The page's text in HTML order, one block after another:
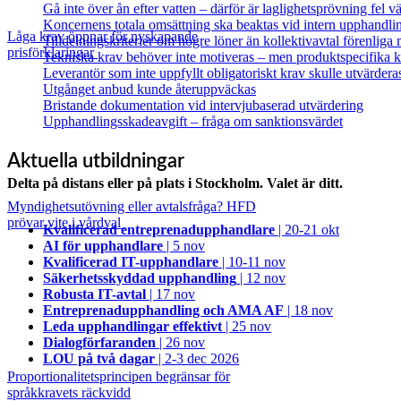
Låga krav öppnar för nyskapande
prisförklaringar
Myndighetsutövning eller avtalsfråga? HFD
prövar vite i vårdval
Proportionalitetsprincipen begränsar för
språkkravets räckvidd
Gå inte över ån efter vatten – därför är laglighetsprövning fel
Koncernens totala omsättning ska beaktas vid intern
Tilldelningskriterier om högre löner än kollektivavtal förenliga
Tekniska krav behöver inte motiveras – men produktspecifika
Leverantör som inte uppfyllt obligatoriskt krav skulle
Utgånget anbud kunde återuppväckas
Bristande dokumentation vid intervjubaserad utvärdering
Upphandlingsskadeavgift – fråga om sanktionsvärdet
Aktuella utbildningar
Delta på distans eller på plats i Stockholm. Valet är ditt.
Kvalificerad entreprenad­upphandlare | 20-21 okt
AI för upphandlare | 5 nov
Kvalificerad IT-upphandlare | 10-11 nov
Säkerhetsskyddad upphandling | 12 nov
Robusta IT-avtal | 17 nov
Entreprenadupphandling och AMA AF | 18 nov
Leda upphandlingar effektivt | 25 nov
Dialogförfaranden | 26 nov
LOU på två dagar | 2-3 dec 2026